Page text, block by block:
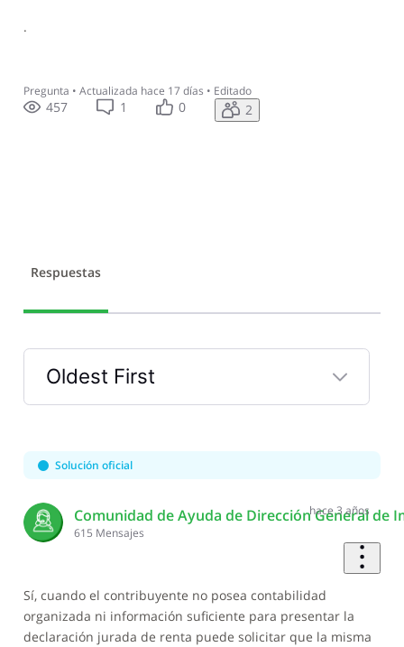
.
Pregunta • Actualizada hace 17 días • Editado
457 1 0 2
Respuestas
Oldest First
Selected
First
Solución oficial
Comunidad de Ayuda de Dirección General de
615 Mensajes
hace 3 años
Sí, cuando el contribuyente no posea contabilidad
organizada ni información suficiente para presentar la
declaración jurada de renta puede solicitar que la misma